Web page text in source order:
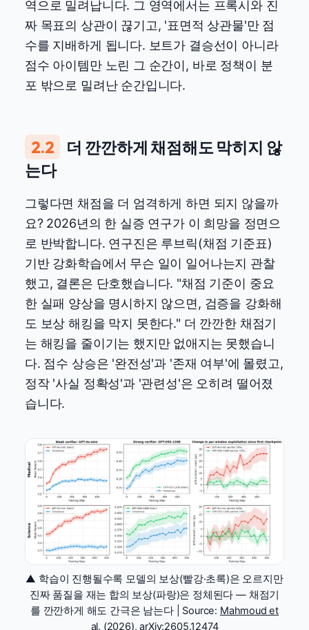
역으로 밀려납니다. 그 영역에서는 프록시와 진
짜 목표의 상관이 끊기고, '표면적 상관물'만 점
수를 지배하게 됩니다. 보트가 결승선이 아니라
점수 아이템만 노린 그 순간이, 바로 정책이 분
포 밖으로 밀려난 순간입니다.
2.2
더 깐깐하게 채점해도 막히지 않
는다
그렇다면 채점을 더 엄격하게 하면 되지 않을까
요? 2026년의 한 실증 연구가 이 희망을 정면으
로 반박합니다. 연구진은 루브릭(채점 기준표)
기반 강화학습에서 무슨 일이 일어나는지 관찰
했고, 결론은 단호했습니다. "채점 기준이 중요
한 실패 양상을 명시하지 않으면, 검증을 강화해
도 보상 해킹을 막지 못한다." 더 깐깐한 채점기
는 해킹을 줄이기는 했지만 없애지는 못했습니
다. 점수 상승은 '완전성'과 '존재 여부'에 몰렸고,
정작 '사실 정확성'과 '관련성'은 오히려 떨어졌
습니다.
▲ 학습이 진행될수록 모델의 보상(빨강·초록)은 오르지만
진짜 품질을 재는 합의 보상(파랑)은 정체된다 — 채점기
를 깐깐하게 해도 간극은 남는다 | Source: Mahmoud et
al. (2026), arXiv:2605.12474